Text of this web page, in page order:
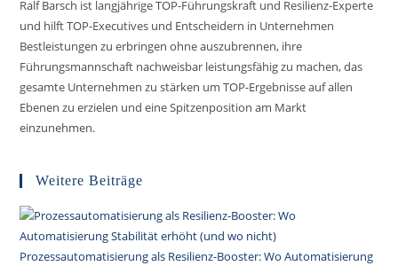
Ralf Barsch ist langjährige TOP-Führungskraft und Resilienz-Experte
und hilft TOP-Executives und Entscheidern in Unternehmen
Bestleistungen zu erbringen ohne auszubrennen, ihre
Führungsmannschaft nachweisbar leistungsfähig zu machen, das
gesamte Unternehmen zu stärken um TOP-Ergebnisse auf allen
Ebenen zu erzielen und eine Spitzenposition am Markt
einzunehmen.
in
a
new
tab
Weitere Beiträge
Prozessautomatisierung als Resilienz-Booster: Wo Automatisierung